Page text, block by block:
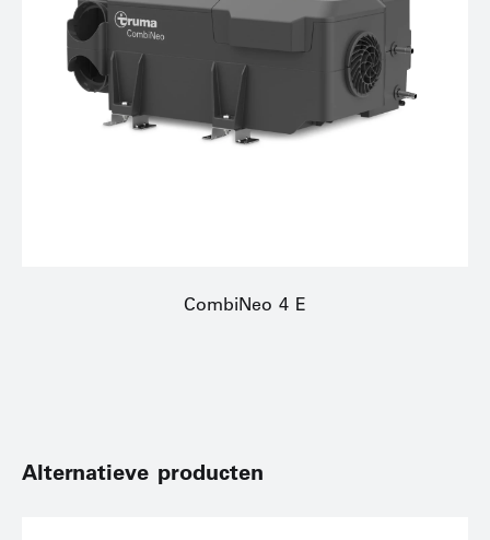
CombiNeo 4 E
Alternatieve producten